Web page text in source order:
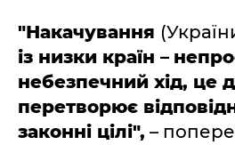
"Накачування
із низки країн –
небезпечний хід, це
перетворює
законні цілі", –